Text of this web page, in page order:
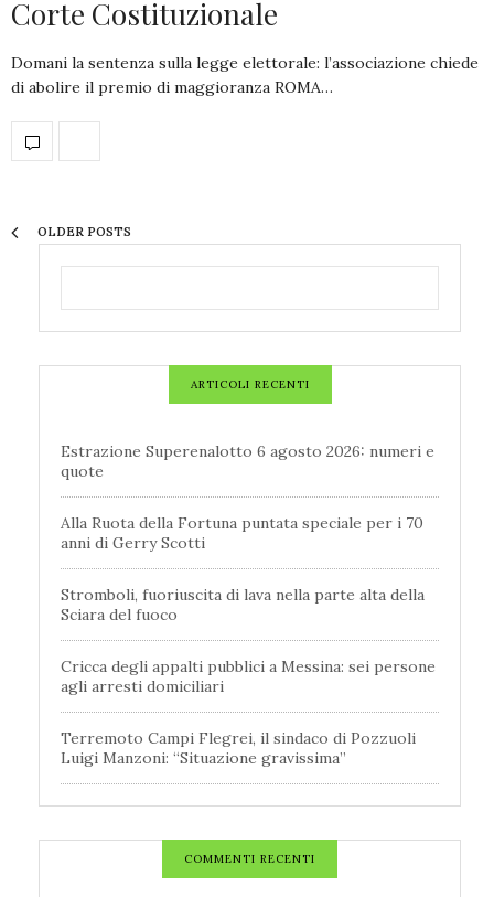
Corte Costituzionale
Domani la sentenza sulla legge elettorale: l’associazione chiede
di abolire il premio di maggioranza ROMA…
OLDER POSTS
ARTICOLI RECENTI
Estrazione Superenalotto 6 agosto 2026: numeri e
quote
Alla Ruota della Fortuna puntata speciale per i 70
anni di Gerry Scotti
Stromboli, fuoriuscita di lava nella parte alta della
Sciara del fuoco
Cricca degli appalti pubblici a Messina: sei persone
agli arresti domiciliari
Terremoto Campi Flegrei, il sindaco di Pozzuoli
Luigi Manzoni: “Situazione gravissima”
COMMENTI RECENTI